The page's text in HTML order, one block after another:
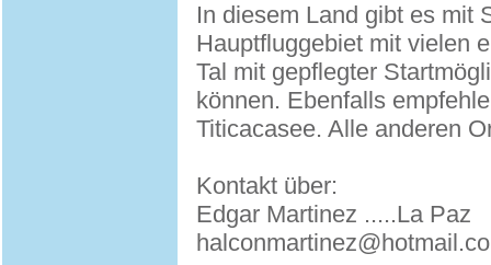
In diesem Land gibt es mit
Hauptfluggebiet mit vielen
Tal mit gepflegter
können. Ebenfalls
Titicacasee. Alle anderen
Kontakt über:
Edgar Martinez .....La Paz